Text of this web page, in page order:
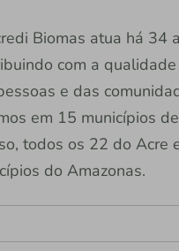
Biomas atua há 34
com a
e das
em 15 municípios
todos os 22 do Acre
do Amazonas.